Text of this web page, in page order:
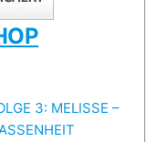
3: MELISSE –